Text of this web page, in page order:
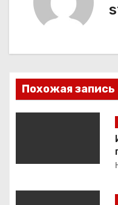
о
з
аПохожая запись